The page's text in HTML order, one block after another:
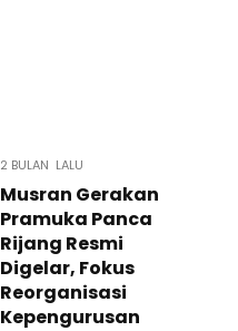
2 BULAN LALU
Musran Gerakan
Pramuka Panca
Rijang Resmi
Digelar, Fokus
Reorganisasi
Kepengurusan​